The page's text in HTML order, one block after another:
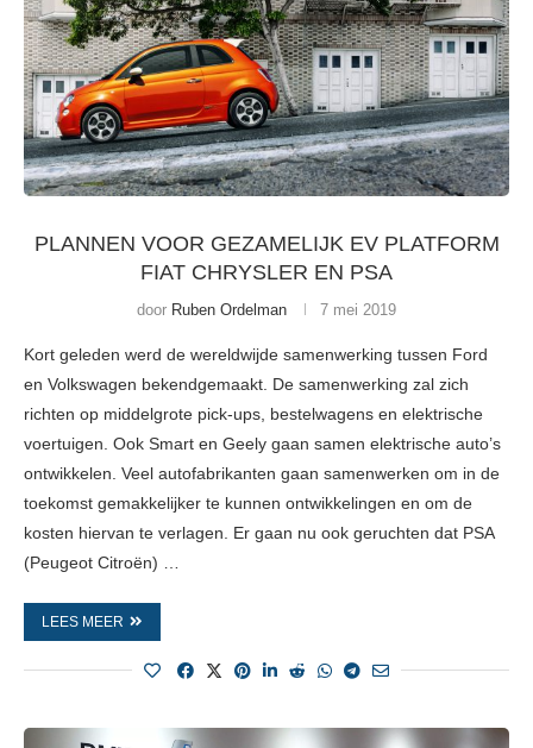
PLANNEN VOOR GEZAMELIJK EV PLATFORM
FIAT CHRYSLER EN PSA
door Ruben Ordelman 7 mei 2019
Kort geleden werd de wereldwijde samenwerking tussen Ford
en Volkswagen bekendgemaakt. De samenwerking zal zich
richten op middelgrote pick-ups, bestelwagens en elektrische
voertuigen. Ook Smart en Geely gaan samen elektrische auto’s
ontwikkelen. Veel autofabrikanten gaan samenwerken om in de
toekomst gemakkelijker te kunnen ontwikkelingen en om de
kosten hiervan te verlagen. Er gaan nu ook geruchten dat PSA
(Peugeot Citroën) …
LEES MEER